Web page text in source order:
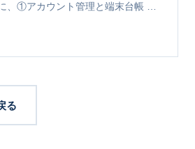
、①アカウント管理と端末台帳 ②
ックアップ ③90日で整備するチェ
る